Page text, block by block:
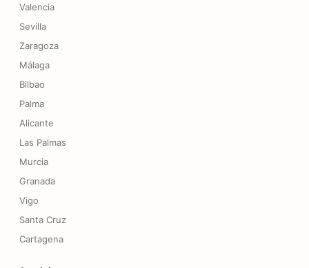
Valencia
Sevilla
Zaragoza
Málaga
Bilbao
Palma
Alicante
Las Palmas
Murcia
Granada
Vigo
Santa Cruz
Cartagena